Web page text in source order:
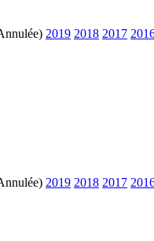
2019 2018 2017
2019 2018 2017